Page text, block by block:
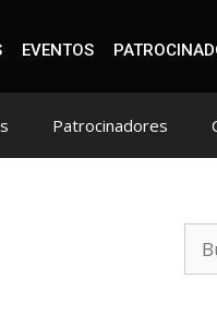
EVENTOS
Patrocinadores